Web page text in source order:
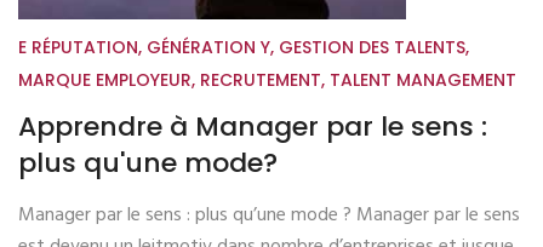
E RÉPUTATION, GÉNÉRATION Y, GESTION DES TALENTS,
MARQUE EMPLOYEUR, RECRUTEMENT, TALENT MANAGEMENT
Apprendre à Manager par le sens :
plus qu'une mode?
Manager par le sens : plus qu’une mode ? Manager par le sens